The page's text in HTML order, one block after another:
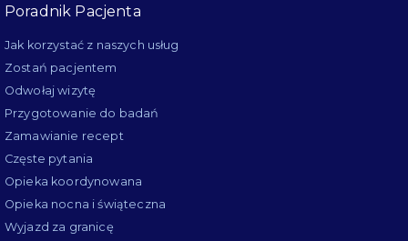
Poradnik Pacjenta
Jak korzystać z naszych usług
Zostań pacjentem
Odwołaj wizytę
Przygotowanie do badań
Zamawianie recept
Częste pytania
Opieka koordynowana
Opieka nocna i świąteczna
Wyjazd za granicę